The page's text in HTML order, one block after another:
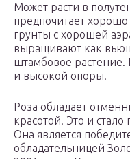
Может расти в
предпочитает
грунты с хорошей
выращивают как
штамбовое растение.
и высокой опоры.
Роза обладает
красотой. Это и
Она является
обладательницей